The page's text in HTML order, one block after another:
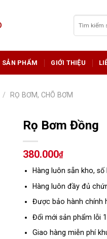
kiếm:
SẢN PHẨM GIỚI THIỆU
/
RỌ BƠM, CHÕ BƠM
Rọ Bơm Đồng
380.000₫
Hàng luôn sẵn kho,
Hàng luôn đầy đủ
Được bảo hành chính
Đổi mới sản phẩm lỗi
Giao hàng miễn phí